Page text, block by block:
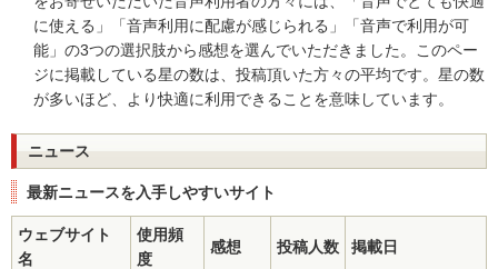
に使える」「音声利用に配慮が感じられる」「音声で利用が可
能」の3つの選択肢から感想を選んでいただきました。このペー
ジに掲載している星の数は、投稿頂いた方々の平均です。星の数
が多いほど、より快適に利用できることを意味しています。
ニュース
最新ニュースを入手しやすいサイト
ウェブサイト
名
使用頻
度
感想 投稿人数 掲載日